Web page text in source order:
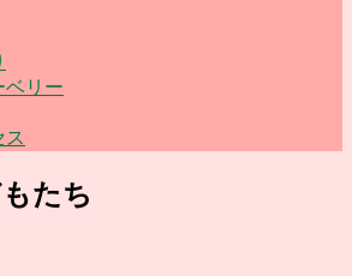
ベリー
ス
たち